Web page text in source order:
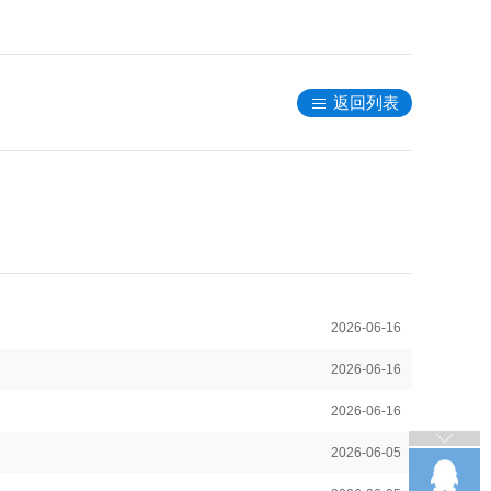
返回列表
2026-06-16
2026-06-16
2026-06-16
2026-06-05